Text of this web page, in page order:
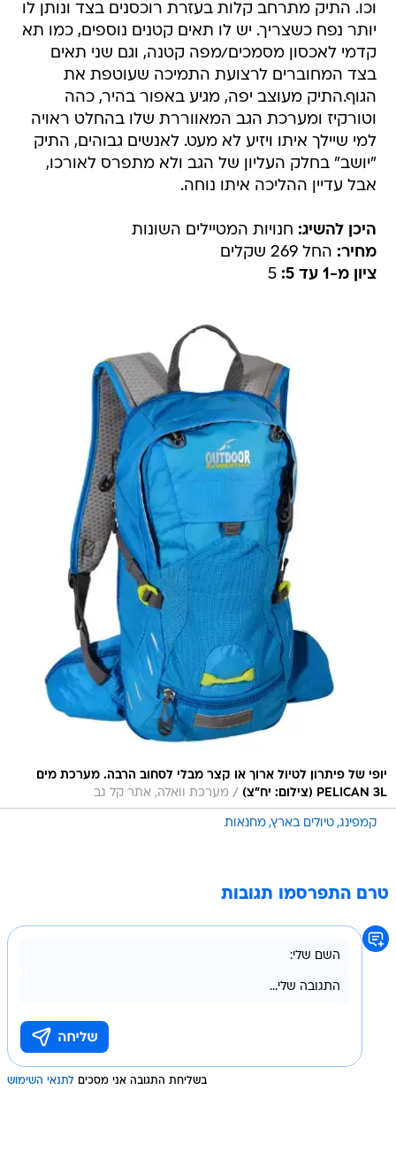
וכו. התיק מתרחב קלות בעזרת רוכסנים בצד ונותן לו
יותר נפח כשצריך. יש לו תאים קטנים נוספים, כמו תא
קדמי לאכסון מסמכים/מפה קטנה, וגם שני תאים
בצד המחוברים לרצועת התמיכה שעוטפת את
הגוף.התיק מעוצב יפה, מגיע באפור בהיר, כהה
וטורקיז ומערכת הגב המאווררת שלו בהחלט ראויה
למי שיילך איתו ויזיע לא מעט. לאנשים גבוהים, התיק
"יושב" בחלק העליון של הגב ולא מתפרס לאורכו,
אבל עדיין ההליכה איתו נוחה.
היכן להשיג: חנויות המטיילים השונות
מחיר: החל 269 שקלים
ציון מ-1 עד 5:
5
יופי של פיתרון לטיול ארוך או קצר מבלי לסחוב הרבה. מערכת מים
PELICAN 3L (צילום: יח"צ)
/ מערכת וואלה, אתר קל גב
קמפינג טיולים בארץ מחנאות
טרם התפרסמו תגובות
בשליחת התגובה אני מסכים לתנאי השימוש